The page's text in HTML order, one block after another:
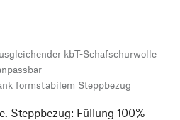
kbT-Schafschurwolle
formstabilem Steppbezug
Steppbezug: Füllung 100%